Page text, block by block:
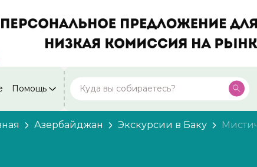
Помощь
Москва
Россия
Посмотреть все города
Азербайджан Экскурсии в Баку